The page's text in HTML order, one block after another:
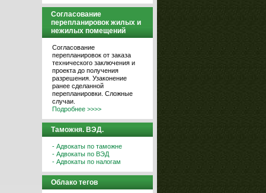
Согласование
перепланировок жилых и
нежилых помещений
Согласование
перепланировок от заказа
технического заключения и
проекта до получения
разрешения. Узаконение
ранее сделанной
перепланировки. Сложные
случаи.
Подробнее >>>>
Таможня. ВЭД.
- Адвокаты по таможне
- Адвокаты по ВЭД
- Адвокаты по налогам
Облако тегов